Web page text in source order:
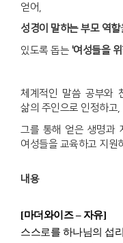
얻어,
성경이 말하는 부모 역할
있도록 돕는 '여성들을
체계적인 말씀 공부와
삶의 주인으로 인정하고,
그를 통해 얻은 생명과
여성들을 교육하고 지원
내용
[마더와이즈 – 자유]
스스로를 하나님의 섭